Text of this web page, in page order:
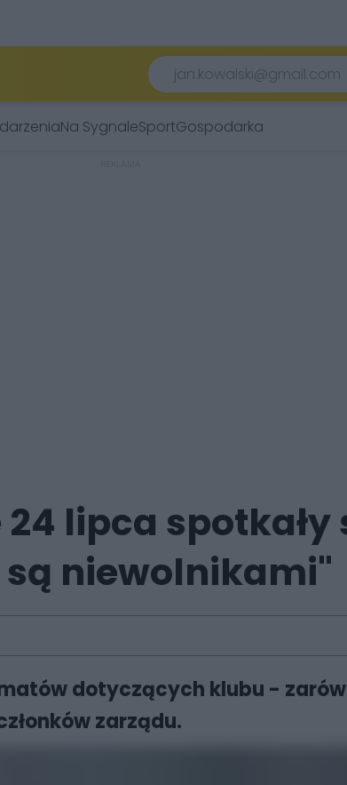
Na SygnaleSportGospodarka
24 lipca
są niewolnikami"
dotyczących klubu -
zarządu.